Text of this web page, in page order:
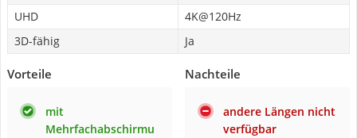
UHD
4K@120Hz
3D-fähig
Ja
Vorteile
mit
Mehrfachabschirmu
Nachteile
andere Längen nicht
verfügbar